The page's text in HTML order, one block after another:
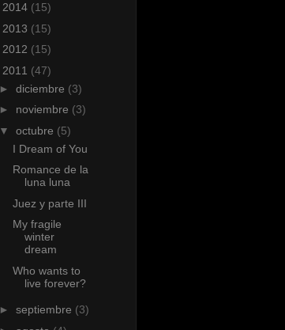
2014 (15)
2013 (15)
2012 (15)
2011 (47)
► diciembre (3)
► noviembre (3)
▼ octubre (5)
I Dream of You
Romance de la
luna luna
Juez y parte III
My fragile
winter
dream
Who wants to
live forever?
► septiembre (3)